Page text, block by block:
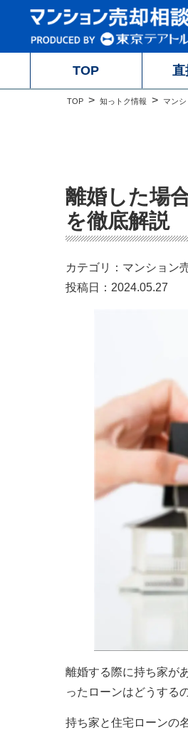
TOP 直
TOP 知っトク情報 マン
離婚した場
を徹底解説
カテゴリ：マンション
投稿日：2024.05.27
離婚する際に持ち家が
ったローンはどうする
持ち家と住宅ローンの